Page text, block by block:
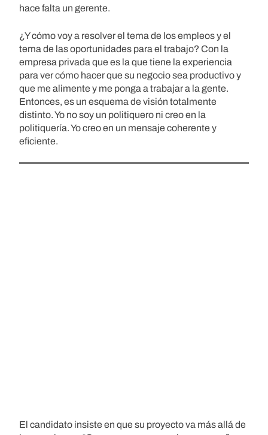
hace falta un gerente.
¿Y cómo voy a resolver el tema de los empleos y el
tema de las oportunidades para el trabajo? Con la
empresa privada que es la que tiene la experiencia
para ver cómo hacer que su negocio sea productivo y
que me alimente y me ponga a trabajar a la gente.
Entonces, es un esquema de visión totalmente
distinto. Yo no soy un politiquero ni creo en la
politiquería. Yo creo en un mensaje coherente y
eficiente.
El candidato insiste en que su proyecto va más allá de